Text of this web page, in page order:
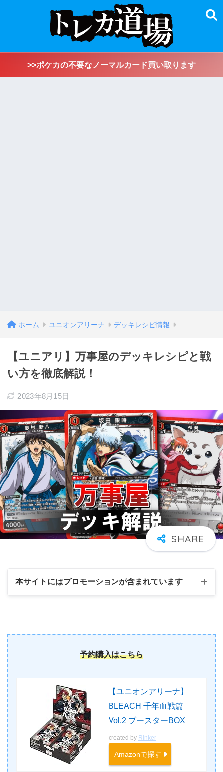
>>ポケカの不要なノーマルカード買い取ります
ホーム ユニオンアリーナ デッキレシピ情報
【ユニアリ】万事屋のデッキレシピと戦
い方を徹底解説！
2023年8月15日
本サイトにはプロモーションが含まれています
予約購入はこちら
【ユニオンアリーナ】
BLEACH 千年血戦篇
Vol.2 ブースターBOX
created by Rinker
Amazonで探す